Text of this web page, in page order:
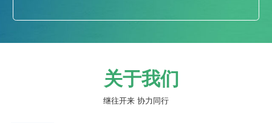
关于我们
继往开来 协力同行